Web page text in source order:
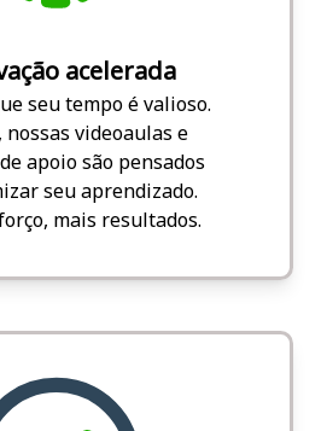
acelerada
seu tempo é valioso.
nossas videoaulas e
apoio são pensados
seu aprendizado.
mais resultados.